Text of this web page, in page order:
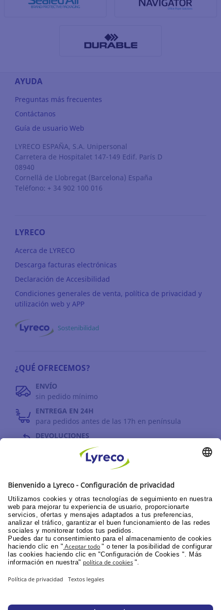
AYUDA
Preguntas más frecuentes
Contáctanos
Guía de usuario Web
LYRECO ESPAÑA, S.A. Unipersonal
Carretera de Hospitalet 147-149 Edif. París D
08940
Cornellá de Llobregat (Barcelona) España
Teléfono: + 34 902 100 016
LYRECO
Acerca de LYRECO
Descarga facturas electrónicas
Declaración de Accesibilidad
Condiciones generales de venta, política de privacidad y
utilización web y APP
Sostenibilidad
¿QUÉ OFRECEMOS?
ENVÍO
sin pedido mínimo
ENTREGA EN 24H
para pedidos antes de las 17h en península
DEVOLUCIONES
antes de 30 días
INFORMACIÓN GENERAL
PPU área de clientes
Catálogos y promociones
Documentación corporativa